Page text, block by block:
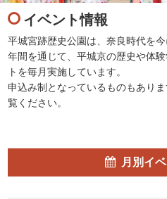
イベント情報
平城宮跡歴史公園は、奈良時代を今
年間を通じて、平城京の歴史や体
トを毎月実施しています。
申込み制となっているものもあり
覧ください。
月別イ